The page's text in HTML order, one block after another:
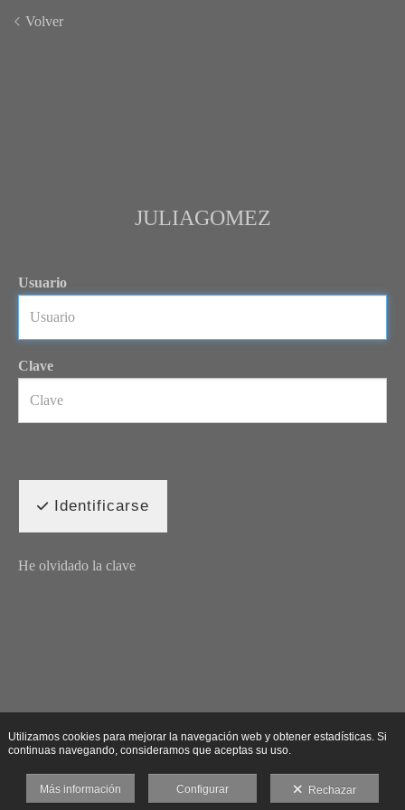
Volver
JULIAGOMEZ
Usuario
Clave
Identificarse
He olvidado la clave
Utilizamos cookies para mejorar la navegación web y obtener estadísticas. Si
continuas navegando, consideramos que aceptas su uso.
Más información Configurar Rechazar